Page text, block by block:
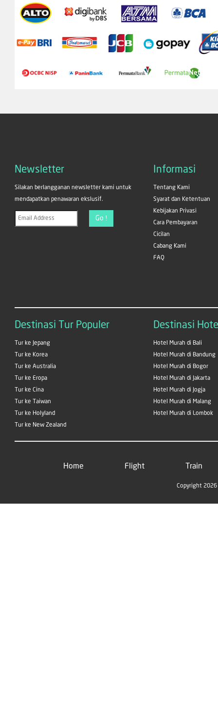
Newsletter
Silakan berlangganan newsletter kami untuk
mendapatkan penawaran ekslusif.
Go !
Informasi
Tentang Kami
Syarat dan Ketentuan
Kebijakan Privasi
Cara Pembayaran
Cicilan
Cabang Kami
FAQ
Destinasi Tur Populer
Tur ke Jepang
Tur ke Korea
Tur ke Australia
Tur ke Eropa
Tur ke Cina
Tur ke Taiwan
Tur ke Holyland
Tur ke New Zealand
Destinasi
Hotel Murah di Bali
Hotel Murah di Bandung
Hotel Murah di Bogor
Hotel Murah di Jakarta
Hotel Murah di Jogja
Hotel Murah di Malang
Hotel Murah di Lombok
Home Flight Train
Copyright 2026